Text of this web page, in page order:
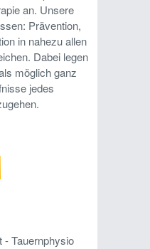
an. Unsere
Prävention,
in nahezu allen
Dabei legen
möglich ganz
jedes
- Tauernphysio